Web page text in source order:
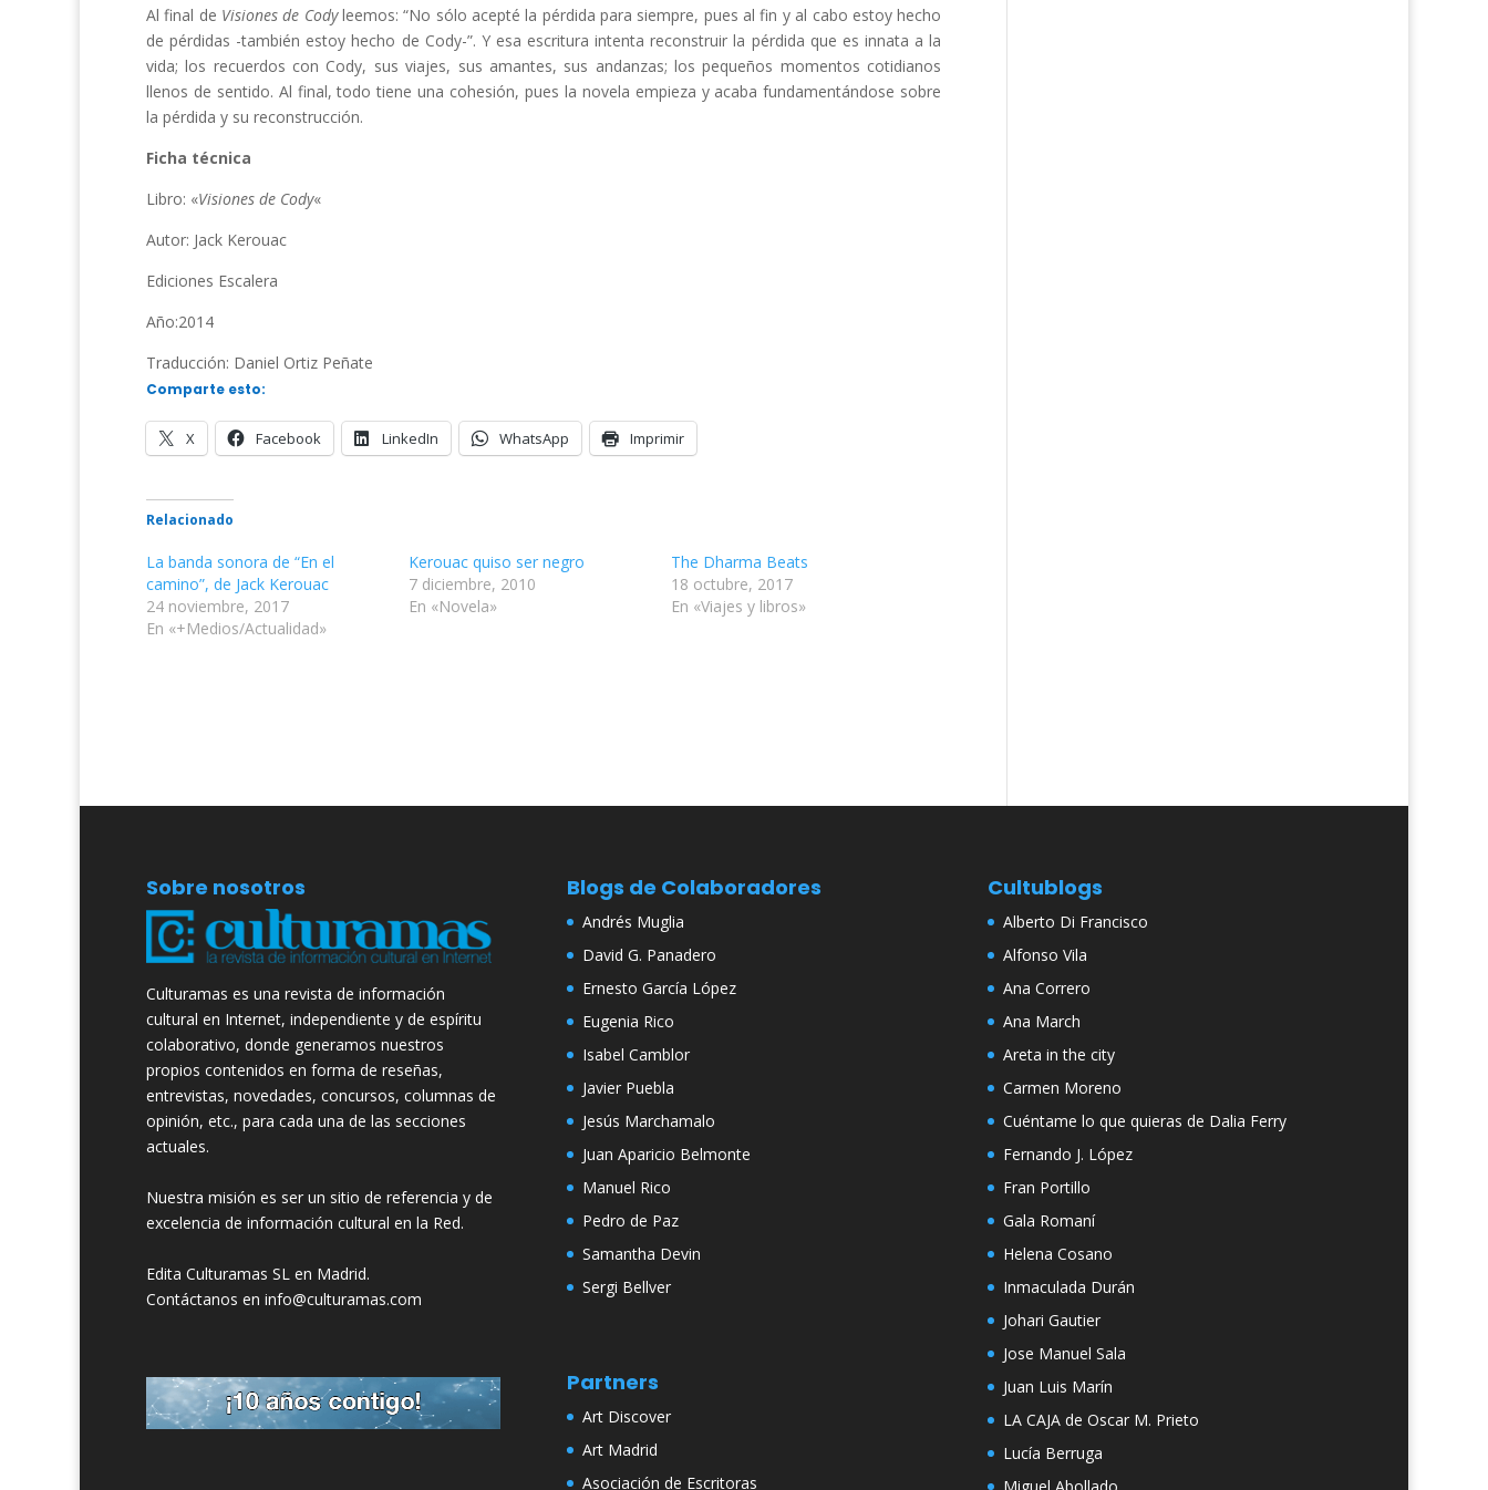
Al final de Visiones de Codyleemos: “No sólo acepté la pérdida para siempre, pues al fin y al cabo estoy hecho
de pérdidas -también estoy hecho de Cody-”. Y esa escritura intenta reconstruir la pérdida que es innata a la
vida; los recuerdos con Cody, sus viajes, sus amantes, sus andanzas; los pequeños momentos cotidianos
llenos de sentido. Al final, todo tiene una cohesión, pues la novela empieza y acaba fundamentándose sobre
la pérdida y su reconstrucción.
Ficha técnica
Libro: «Visiones de Cody«
Autor: Jack Kerouac
Ediciones Escalera
Año:2014
Traducción: Daniel Ortiz Peñate
Comparte esto:
X Facebook LinkedIn WhatsApp Imprimir
Relacionado
La banda sonora de “En el
camino”, de Jack Kerouac
24 noviembre, 2017
En «+Medios/Actualidad»
Kerouac quiso ser negro
7 diciembre, 2010
En «Novela»
The Dharma Beats
18 octubre, 2017
En «Viajes y libros»
Sobre nosotros
Culturamas es una revista de información
cultural en Internet, independiente y de espíritu
colaborativo, donde generamos nuestros
propios contenidos en forma de reseñas,
entrevistas, novedades, concursos, columnas de
opinión, etc., para cada una de las secciones
actuales.
Nuestra misión es ser un sitio de referencia y de
excelencia de información cultural en la Red.
Edita Culturamas SL en Madrid.
Contáctanos en info@culturamas.com
Blogs de Colaboradores
Andrés Muglia
David G. Panadero
Ernesto García López
Eugenia Rico
Isabel Camblor
Javier Puebla
Jesús Marchamalo
Juan Aparicio Belmonte
Manuel Rico
Pedro de Paz
Samantha Devin
Sergi Bellver
Partners
Art Discover
Art Madrid
Asociación de Escritoras
Cultublogs
Alberto Di Francisco
Alfonso Vila
Ana Correro
Ana March
Areta in the city
Carmen Moreno
Cuéntame lo que quieras de Dalia Ferry
Fernando J. López
Fran Portillo
Gala Romaní
Helena Cosano
Inmaculada Durán
Johari Gautier
Jose Manuel Sala
Juan Luis Marín
LA CAJA de Oscar M. Prieto
Lucía Berruga